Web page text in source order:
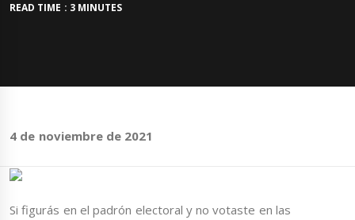
READ TIME : 3 MINUTES
4 de noviembre de 2021
Si figurás en el padrón electoral y no votaste en las